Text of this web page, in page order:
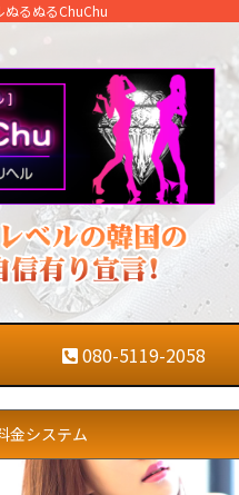
るぬるChuChu
080-5119-2058
金システム